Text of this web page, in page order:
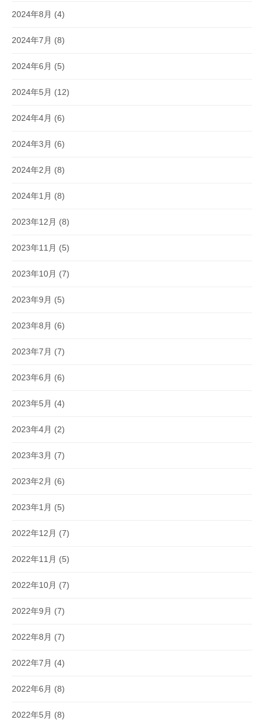
2024年8月 (4)
2024年7月 (8)
2024年6月 (5)
2024年5月 (12)
2024年4月 (6)
2024年3月 (6)
2024年2月 (8)
2024年1月 (8)
2023年12月 (8)
2023年11月 (5)
2023年10月 (7)
2023年9月 (5)
2023年8月 (6)
2023年7月 (7)
2023年6月 (6)
2023年5月 (4)
2023年4月 (2)
2023年3月 (7)
2023年2月 (6)
2023年1月 (5)
2022年12月 (7)
2022年11月 (5)
2022年10月 (7)
2022年9月 (7)
2022年8月 (7)
2022年7月 (4)
2022年6月 (8)
2022年5月 (8)